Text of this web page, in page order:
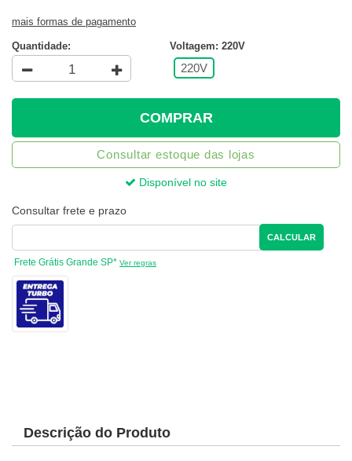
mais formas de pagamento
Quantidade: Voltagem: 220V
220V
COMPRAR
Consultar estoque das lojas
Disponível no site
Consultar frete e prazo
CALCULAR
Frete Grátis Grande SP* Ver regras
Descrição do Produto